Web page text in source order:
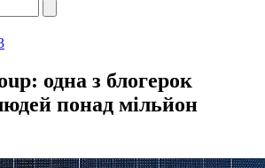
одна з блогерок
понад мільйон